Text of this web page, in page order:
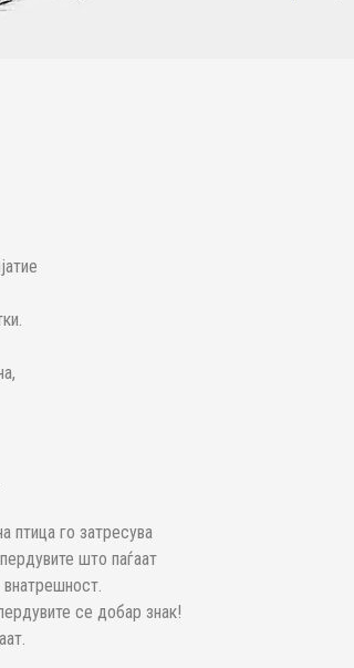
птица го затресува
што паѓаат
внатрешност.
се добар знак!